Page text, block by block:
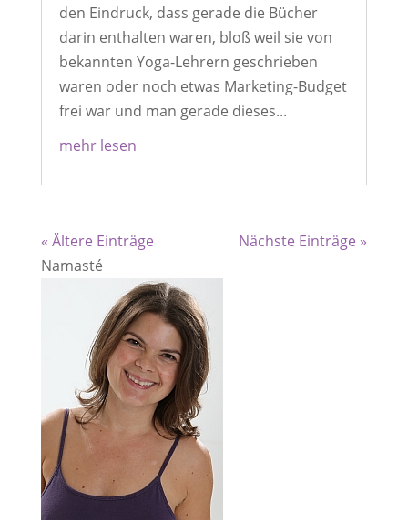
den Eindruck, dass gerade die Bücher
darin enthalten waren, bloß weil sie von
bekannten Yoga-Lehrern geschrieben
waren oder noch etwas Marketing-Budget
frei war und man gerade dieses...
mehr lesen
« Ältere Einträge
Nächste Einträge »
Namasté